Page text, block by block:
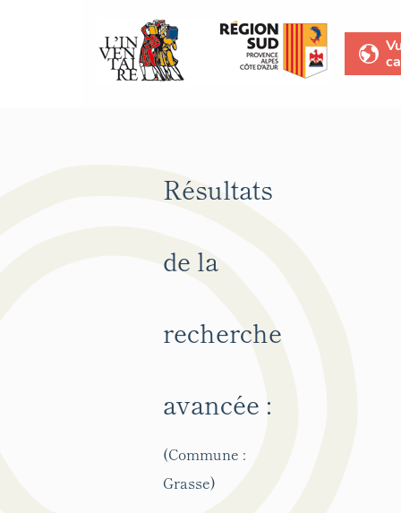
Résultats
de la
recherche
avancée :
(Commune :
Grasse)